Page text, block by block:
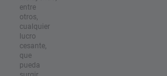
entre
otros,
cualquier
lucro
cesante,
que
pueda
surgir